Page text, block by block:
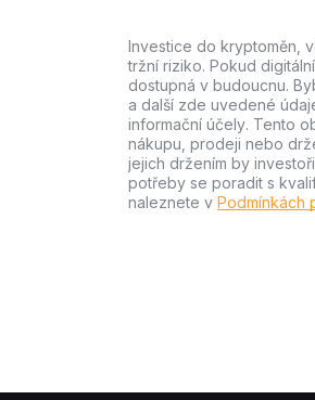
Investice do kryptoměn,
tržní riziko. Pokud
dostupná v budoucnu.
a další zde uvedené
informační účely. Tento
nákupu, prodeji nebo
jejich držením by
potřeby se poradit s
naleznete v Podmínkách